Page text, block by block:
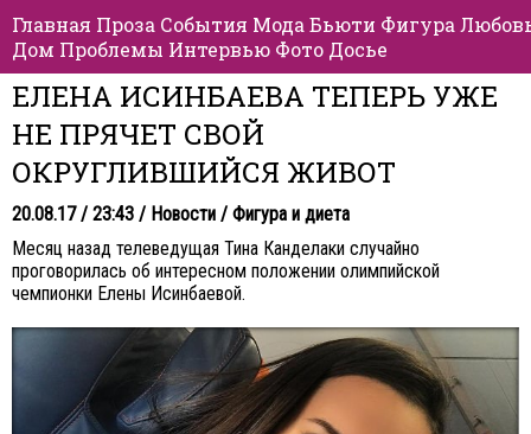
Главная Проза События Мода Бьюти Фигура
Дом Проблемы Интервью Фото Досье
ЕЛЕНА ИСИНБАЕВА ТЕПЕРЬ УЖЕ
НЕ ПРЯЧЕТ СВОЙ
ОКРУГЛИВШИЙСЯ ЖИВОТ
20.08.17 / 23:43 / Новости / Фигура и диета
Месяц назад телеведущая Тина Канделаки случайно
проговорилась об интересном положении олимпийской
чемпионки Елены Исинбаевой.